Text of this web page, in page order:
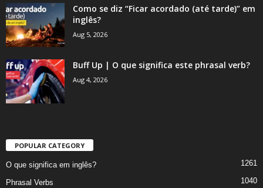
Como se diz “Ficar acordado (até tarde)” em
inglês?
Aug 5, 2026
Buff Up | O que significa este phrasal verb?
Aug 4, 2026
POPULAR CATEGORY
O que significa em inglês? 1261
Phrasal Verbs 1040